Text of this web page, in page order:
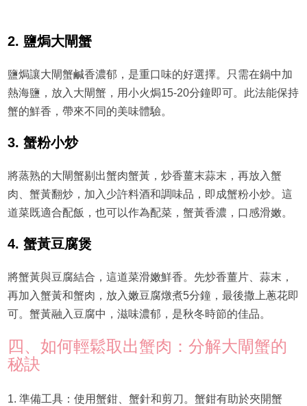
2. 鹽焗大閘蟹
鹽焗讓大閘蟹鹹香濃郁，是重口味的好選擇。只需在鍋中加
熱海鹽，放入大閘蟹，用小火焗15-20分鐘即可。此法能保持
蟹的鮮香，帶來不同的美味體驗。
3. 蟹粉小炒
將蒸熟的大閘蟹剔出蟹肉蟹黃，炒香薑末蒜末，再放入蟹
肉、蟹黃翻炒，加入少許料酒和調味品，即成蟹粉小炒。這
道菜既適合配飯，也可以作為配菜，蟹黃香濃，口感滑嫩。
4. 蟹黃豆腐煲
將蟹黃與豆腐結合，這道菜滑嫩鮮香。先炒香薑片、蒜末，
再加入蟹黃和蟹肉，放入嫩豆腐燉煮5分鐘，最後撒上蔥花即
可。蟹黃融入豆腐中，滋味濃郁，是秋冬時節的佳品。
四、如何輕鬆取出蟹肉：分解大閘蟹的
秘訣
1. 準備工具：使用蟹鉗、蟹針和剪刀。蟹鉗有助於夾開蟹